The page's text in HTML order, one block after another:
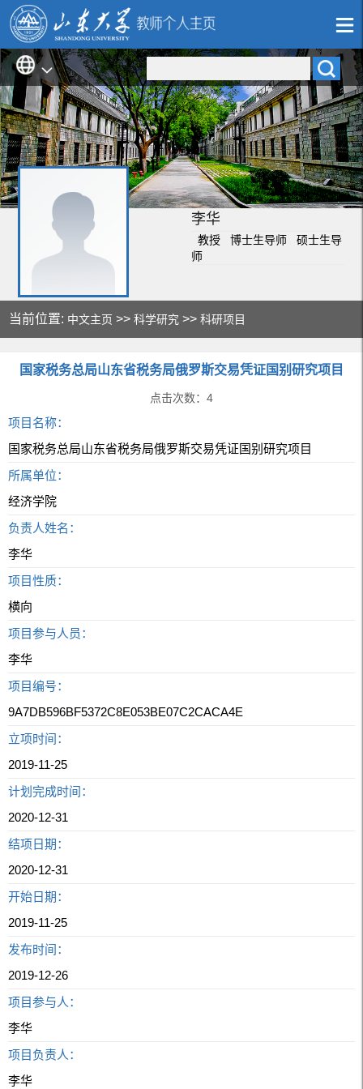
李华
教授 博士生导师 硕士生导
师
当前位置: 中文主页 >>科学研究 >>科研项目
国家税务总局山东省税务局俄罗斯交易凭证国别研究项目
点击次数： 4
项目名称：
国家税务总局山东省税务局俄罗斯交易凭证国别研究项目
所属单位：
经济学院
负责人姓名：
李华
项目性质：
横向
项目参与人员：
李华
项目编号：
9A7DB596BF5372C8E053BE07C2CACA4E
立项时间：
2019-11-25
计划完成时间：
2020-12-31
结项日期：
2020-12-31
开始日期：
2019-11-25
发布时间：
2019-12-26
项目参与人：
李华
项目负责人：
李华